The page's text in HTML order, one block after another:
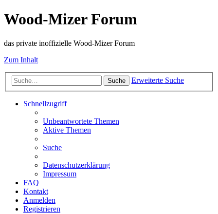
Wood-Mizer Forum
das private inoffizielle Wood-Mizer Forum
Zum Inhalt
Suche Erweiterte Suche
Schnellzugriff
Unbeantwortete Themen
Aktive Themen
Suche
Datenschutzerklärung
Impressum
FAQ
Kontakt
Anmelden
Registrieren